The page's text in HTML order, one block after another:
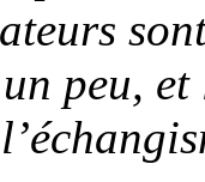
peu,